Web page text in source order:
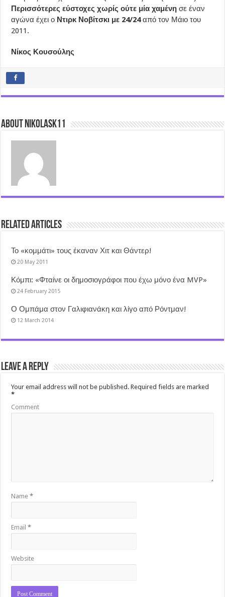
Περισσότερες εύστοχες χωρίς ούτε μία χαμένη σε έναν
αγώνα έχει ο Ντιρκ Νοβίτσκι με 24/24από τον Μάιο του
2011.
Νίκος Κουσούλης
About nikolask11
Related Articles
Το «κομμάτι» τους έκαναν Χιτ και Θάντερ!
20 May 2011
Κόμπι: «Φταίνε οι δημοσιογράφοι που έχω μόνο ένα MVP»
24 February 2015
Ο Ομπάμα στον Γαλιφιανάκη και λίγο από Ρόντμαν!
12 March 2014
Leave a Reply
Your email address will not be published. Required fields are marked
*
Comment
Name*
Email*
Website